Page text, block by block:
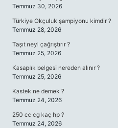
Temmuz 30, 2026
Türkiye Okçuluk şampiyonu kimdir ?
Temmuz 28, 2026
Taşıt neyi çağrıştırır ?
Temmuz 25, 2026
Kasaplık belgesi nereden alınır ?
Temmuz 25, 2026
Kastek ne demek ?
Temmuz 24, 2026
250 cc cg kaç hp ?
Temmuz 24, 2026